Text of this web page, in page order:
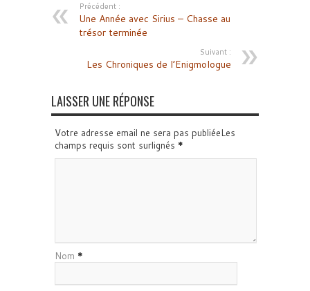
Précédent :
Une Année avec Sirius – Chasse au
trésor terminée
Suivant :
Les Chroniques de l’Enigmologue
LAISSER UNE RÉPONSE
Votre adresse email ne sera pas publiéeLes
champs requis sont surlignés *
Nom *